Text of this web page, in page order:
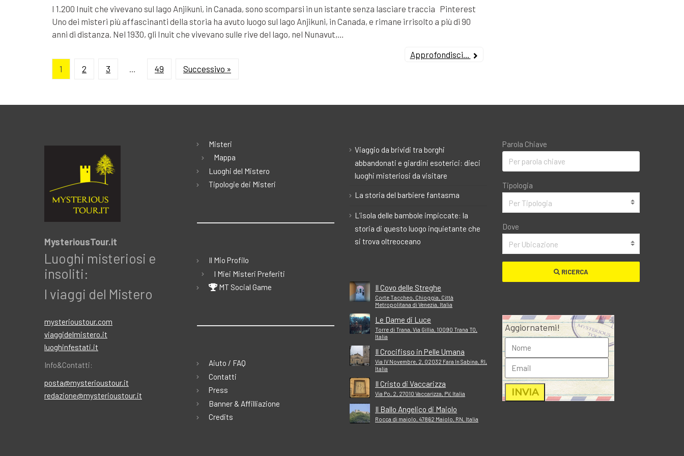
I 1.200 Inuit che vivevano sul lago Anjikuni, in Canada, sono scomparsi in un istante senza lasciare traccia Pinterest
Uno dei misteri più affascinanti della storia ha avuto luogo sul lago Anjikuni, in Canada, e rimane irrisolto a più di 90
anni di distanza. Nel 1930, gli Inuit che vivevano sulle rive del lago, nel Nunavut,…
Approfondisci...
1
2 3 49 Successivo »
MysteriousTour.it
Luoghi misteriosi e
insoliti:
I viaggi del Mistero
mysterioustour.com
viaggidelmistero.it
luoghinfestati.it
Info&Contatti:
posta@mysterioustour.it
redazione@mysterioustour.it
Misteri
Mappa
Luoghi del Mistero
Tipologie dei Misteri
Il Mio Profilo
I Miei Misteri Preferiti
MT Social Game
Aiuto / FAQ
Contatti
Press
Banner & Affilliazione
Credits
Viaggio da brividi tra borghi
abbandonati e giardini esoterici: dieci
luoghi misteriosi da visitare
La storia del barbiere fantasma
L’isola delle bambole impiccate: la
storia di questo luogo inquietante che
si trova oltreoceano
Il Covo delle Streghe
Corte Taccheo, Chioggia, Città
Metropolitana di Venezia, Italia
Le Dame di Luce
Torre di Trana, Via Gillia, 10090 Trana TO,
Italia
Il Crocifisso in Pelle Umana
Via IV Novembre, 2, 02032 Fara In Sabina, RI,
Italia
Il Cristo di Vaccarizza
Via Po, 2, 27010 Vaccarizza, PV, Italia
Il Ballo Angelico di Maiolo
Rocca di maiolo, 47862 Maiolo, RN, Italia
Parola Chiave
Tipologia
Per Tipologia
Dove
Per Ubicazione
RICERCA
Aggiornatemi!